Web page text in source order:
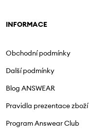
INFORMACE
Obchodní podmínky
Další podmínky
Blog ANSWEAR
Pravidla prezentace zboží
Program Answear Club